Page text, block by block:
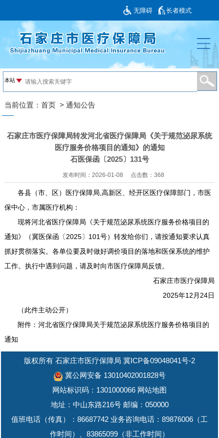
无障碍 长者模式
当前位置： 首页> 通知公告
石家庄市医疗保障局转发河北省医疗保障局《关于规范泌尿系统
医疗服务价格项目的通知》的通知
石医保函〔2025〕131号
发布时间：2026-01-08 点击数： 368
各县（市、区）医疗保障局,高新区、经开区医疗保障部门，市医
保中心，市属医疗机构：
现将河北省医疗保障局《关于规范泌尿系统医疗服务价格项目的
通知》（冀医保函〔2025〕101号）转发给你们，请按通知要求认真
抓好贯彻落实。各单位要及时做好调价项目的落地和医保系统的维护
工作。执行中遇到问题，请及时向市医疗保障局反馈。
石家庄市医疗保障局
2025年12月24日
（此件主动公开）
附件：河北省医疗保障局关于规范泌尿系统医疗服务价格项目的
通知